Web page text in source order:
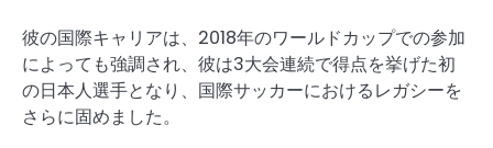
彼の国際キャリアは、2018年のワールドカップでの参加
によっても強調され、彼は3大会連続で得点を挙げた初
の日本人選手となり、国際サッカーにおけるレガシーを
さらに固めました。